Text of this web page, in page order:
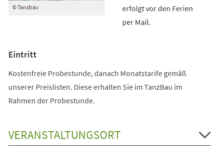
© Tanzbau
erfolgt vor den Ferien
per Mail.
Eintritt
Kostenfreie Probestunde, danach Monatstarife gemäß
unserer Preislisten. Diese erhalten Sie im TanzBau im
Rahmen der Probestunde.
VERANSTALTUNGSORT